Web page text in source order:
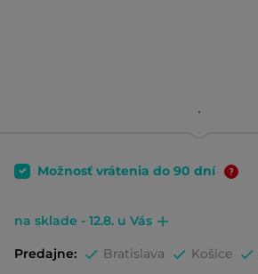
Možnosť vrátenia do 90 dní
na sklade - 12.8. u Vás
Predajne: Bratislava Košice